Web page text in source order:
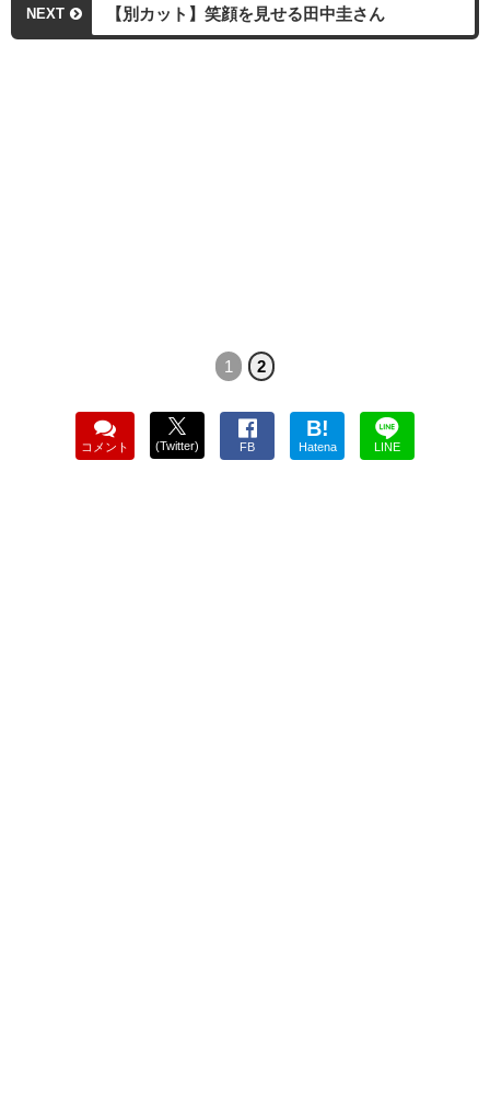
NEXT 【別カット】笑顔を見せる田中圭さん
1 2
コメント (Twitter) FB
B!
Hatena LINE